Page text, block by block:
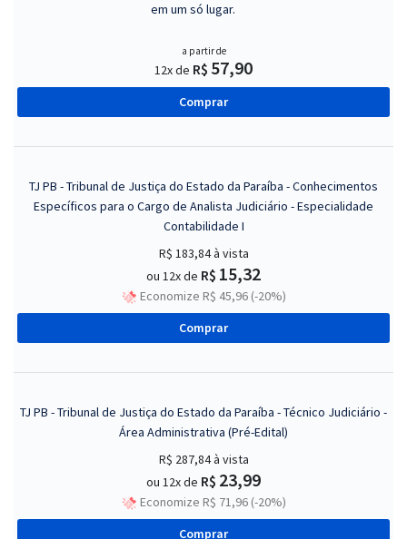
em um só lugar.
a partir de
12x de R$ 57,90
Comprar
TJ PB - Tribunal de Justiça do Estado da Paraíba - Conhecimentos
Específicos para o Cargo de Analista Judiciário - Especialidade
Contabilidade I
R$ 183,84à vista
ou 12x de R$ 15,32
Economize R$ 45,96 (-20%)
Comprar
TJ PB - Tribunal de Justiça do Estado da Paraíba - Técnico Judiciário -
Área Administrativa (Pré-Edital)
R$ 287,84à vista
ou 12x de R$ 23,99
Economize R$ 71,96 (-20%)
Comprar